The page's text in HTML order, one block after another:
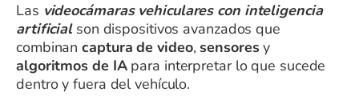
Las videocámaras vehiculares con inteligencia
artificialson dispositivos avanzados que
combinancaptura de video,sensoresy
algoritmos de IApara interpretar lo que sucede
dentro y fuera del vehículo.